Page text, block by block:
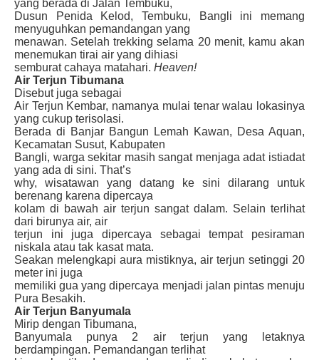
yang berada di Jalan Tembuku,
Dusun Penida Kelod, Tembuku, Bangli ini memang
menyuguhkan pemandangan yang
menawan. Setelah trekking selama 20 menit, kamu akan
menemukan tirai air yang dihiasi
semburat cahaya matahari. Heaven!
Air Terjun Tibumana
Disebut juga sebagai
Air Terjun Kembar, namanya mulai tenar walau lokasinya
yang cukup terisolasi.
Berada di Banjar Bangun Lemah Kawan, Desa Aquan,
Kecamatan Susut, Kabupaten
Bangli, warga sekitar masih sangat menjaga adat istiadat
yang ada di sini. That’s
why, wisatawan yang datang ke sini dilarang untuk
berenang karena dipercaya
kolam di bawah air terjun sangat dalam. Selain terlihat
dari birunya air, air
terjun ini juga dipercaya sebagai tempat pesiraman
niskala atau tak kasat mata.
Seakan melengkapi aura mistiknya, air terjun setinggi 20
meter ini juga
memiliki gua yang dipercaya menjadi jalan pintas menuju
Pura Besakih.
Air Terjun Banyumala
Mirip dengan Tibumana,
Banyumala punya 2 air terjun yang letaknya
berdampingan. Pemandangan terlihat